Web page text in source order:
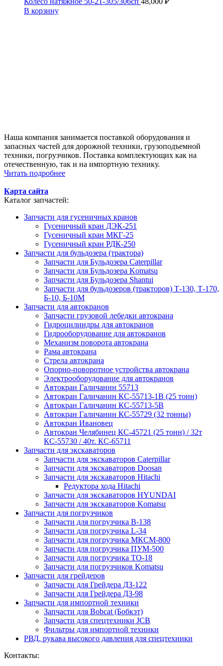
В корзину
Наша компания занимается поставкой оборудования и
запасных частей для дорожной техники, грузоподъемной
техники, погрузчиков. Поставка комплектующих как на
отечественную, так и на импортную технику.
Читать подробнее
Карта сайта
Каталог запчастей:
Запчасти для гусеничных кранов
Гусеничный кран ДЭК-251
Гусеничный кран МКГ-25
Гусеничный кран РДК-250
Запчасти для бульдозера (трактора)
Запчасти для Бульдозера Caterpillar
Запчасти для Бульдозера Komatsu
Запчасти для Бульдозера Shantui
Запчасти для бульдозеров (тракторов) Т-130, Т-170,
Б-10, Б-10М
Запчасти для автокранов
Запчасти грузовой лебедки автокрана
Гидроцилиндры для автокранов
Гидрооборудование для автокранов
Механизм поворота автокрана
Рама автокрана
Стрела автокрана
Опорно-поворотное устройства автокрана
Электрооборудование для автокранов
Автокран Галичанин 55713
Автокран Галичанин КС-55713-1В (25 тонн)
Автокран Галичанин КС-55713-5В
Автокран Галичанин КС-55729 (32 тонны)
Автокран Ивановец
Автокран Челябинец КС-45721 (25 тонн) / 32т
КС-55730 / 40т. КС-65711
Запчасти для экскаваторов
Запчасти для экскаваторов Caterpillar
Запчасти для экскаваторов Doosan
Запчасти для экскаваторов Hitachi
Редуктора хода Hitachi
Запчасти для экскаваторов HYUNDAI
Запчасти для экскаваторов Komatsu
Запчасти для погрузчиков
Запчасти для погрузчика B-138
Запчасти для погрузчика L-34
Запчасти для погрузчика МКСМ-800
Запчасти для погрузчика ПУМ-500
Запчасти для погрузчика ТО-18
Запчасти для погрузчиков Komatsu
Запчасти для грейдеров
Запчасти для Грейдера ДЗ-122
Запчасти для Грейдера ДЗ-98
Запчасти для импортной техники
Запчасти для Bobcat (Бобкэт)
Запчасти для спецтехники JCB
Фильтры для импортной техники
РВД, рукава высокого давления для спецтехники
Контакты: